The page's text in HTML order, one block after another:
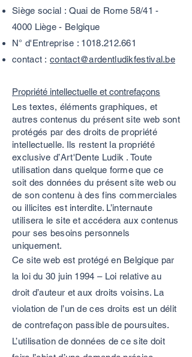
Siège social : Quai de Rome 58/41 -
4000 Liège - Belgique
N° d'Entreprise : 1018.212.661
contact : contact@ardentludikfestival.be
Propriété intellectuelle et contrefaçons
Les textes, éléments graphiques, et
autres contenus du présent site web sont
protégés par des droits de propriété
intellectuelle. Ils restent la propriété
exclusive d’Art'Dente Ludik . Toute
utilisation dans quelque forme que ce
soit des données du présent site web ou
de son contenu à des fins commerciales
ou illicites est interdite. L’internaute
utilisera le site et accédera aux contenus
pour ses besoins personnels
uniquement.
Ce site web est protégé en Belgique par
la loi du 30 juin 1994 – Loi relative au
droit d’auteur et aux droits voisins. La
violation de l’un de ces droits est un délit
de contrefaçon passible de poursuites.
L’utilisation de données de ce site doit